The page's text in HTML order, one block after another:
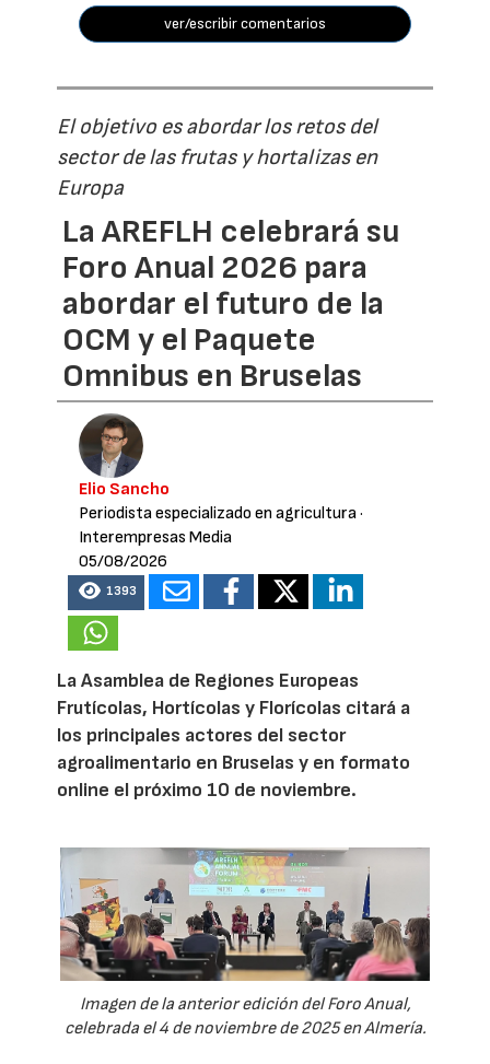
ver/escribir comentarios
El objetivo es abordar los retos del
sector de las frutas y hortalizas en
Europa
La AREFLH celebrará su
Foro Anual 2026 para
abordar el futuro de la
OCM y el Paquete
Omnibus en Bruselas
Elio Sancho
Periodista especializado en agricultura·
Interempresas Media
05/08/2026
1393
La Asamblea de Regiones Europeas
Frutícolas, Hortícolas y Florícolas citará a
los principales actores del sector
agroalimentario en Bruselas y en formato
online el próximo 10 de noviembre.
Imagen de la anterior edición del Foro Anual,
celebrada el 4 de noviembre de 2025 en Almería.